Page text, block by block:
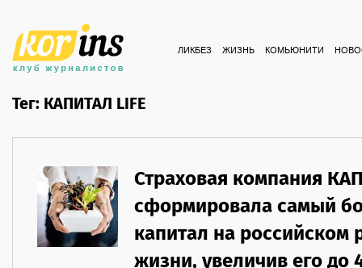
ЛИКБЕЗ ЖИЗНЬ КОМЬЮНИТИ
Тег: КАПИТАЛ LIFE
Страховая компания
сформировала самый
капитал на российском
жизни, увеличив его до